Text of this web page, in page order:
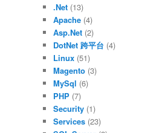
.Net(13)
Apache(4)
Asp.Net(2)
DotNet 跨平台 (4)
Linux(51)
Magento(3)
MySql (6)
PHP(7)
Security(1)
Services(23)